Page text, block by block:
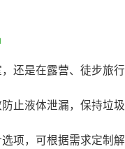
还是在露营、徒步旅行
止液体泄漏，保持垃圾
项，可根据需求定制解